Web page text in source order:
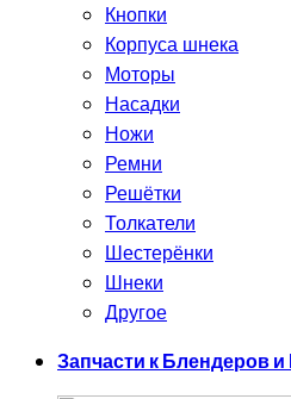
Кнопки
Корпуса шнека
Моторы
Насадки
Ножи
Ремни
Решётки
Толкатели
Шестерёнки
Шнеки
Другое
Запчасти к Блендеров